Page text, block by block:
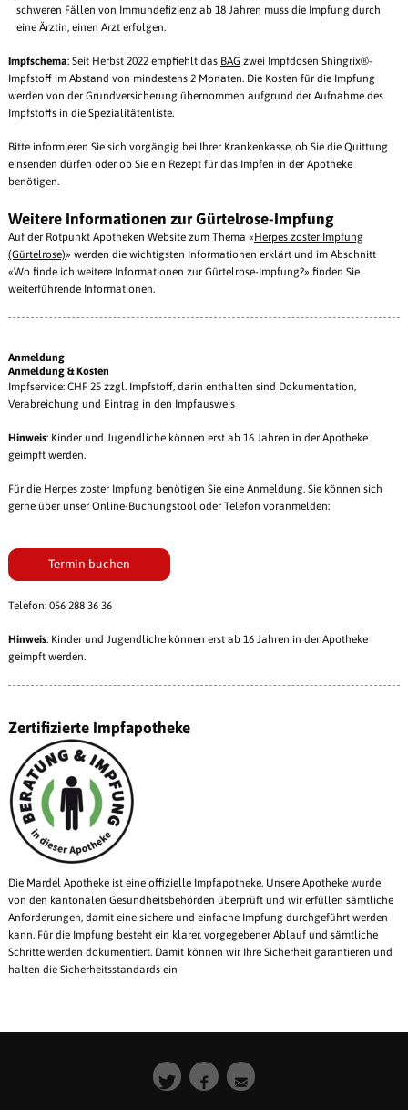
schweren Fällen von Immundefizienz ab 18 Jahren muss die Impfung durch
eine Ärztin, einen Arzt erfolgen.
Impfschema: Seit Herbst 2022 empfiehlt das BAG zwei Impfdosen Shingrix®-
Impfstoff im Abstand von mindestens 2 Monaten. Die Kosten für die Impfung
werden von der Grundversicherung übernommen aufgrund der Aufnahme des
Impfstoffs in die Spezialitätenliste.
Bitte informieren Sie sich vorgängig bei Ihrer Krankenkasse, ob Sie die Quittung
einsenden dürfen oder ob Sie ein Rezept für das Impfen in der Apotheke
benötigen.
Weitere Informationen zur Gürtelrose-Impfung
Auf der Rotpunkt Apotheken Website zum Thema «Herpes zoster Impfung
(Gürtelrose)» werden die wichtigsten Informationen erklärt und im Abschnitt
«Wo finde ich weitere Informationen zur Gürtelrose-Impfung?» finden Sie
weiterführende Informationen.
Anmeldung
Anmeldung & Kosten
Impfservice: CHF 25 zzgl. Impfstoff, darin enthalten sind Dokumentation,
Verabreichung und Eintrag in den Impfausweis
Hinweis: Kinder und Jugendliche können erst ab 16 Jahren in der Apotheke
geimpft werden.
Für die Herpes zoster Impfung benötigen Sie eine Anmeldung. Sie können sich
gerne über unser Online-Buchungstool oder Telefon voranmelden:
Termin buchen
Telefon: 056 288 36 36
Hinweis: Kinder und Jugendliche können erst ab 16 Jahren in der Apotheke
geimpft werden.
Zertifizierte Impfapotheke
Die Mardel Apotheke ist eine offizielle Impfapotheke. Unsere Apotheke wurde
von den kantonalen Gesundheitsbehörden überprüft und wir erfüllen sämtliche
Anforderungen, damit eine sichere und einfache Impfung durchgeführt werden
kann. Für die Impfung besteht ein klarer, vorgegebener Ablauf und sämtliche
Schritte werden dokumentiert. Damit können wir Ihre Sicherheit garantieren und
halten die Sicherheitsstandards ein